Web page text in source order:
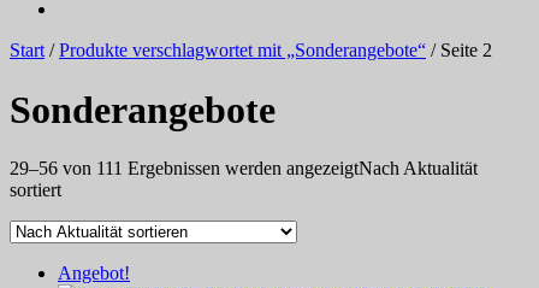
Start/Produkte verschlagwortet mit „Sonderangebote“ / Seite 2
Sonderangebote
29–56 von 111 Ergebnissen werden angezeigtNach Aktualität
sortiert
Angebot!